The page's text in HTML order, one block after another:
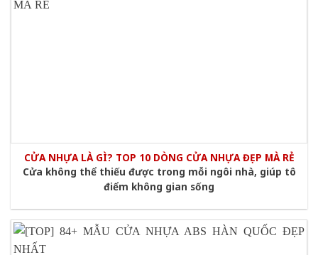
CỬA NHỰA LÀ GÌ? TOP 10 DÒNG CỬA NHỰA ĐẸP MÀ RẺ
Cửa không thể thiếu được trong mỗi ngôi nhà, giúp tô
điểm không gian sống